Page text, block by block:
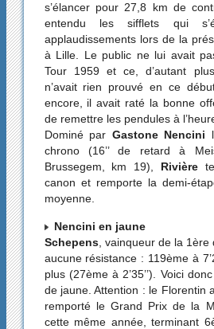
s’élancer pour 27,8 km de
entendu les sifflets qui
applaudissements lors de la
à Lille. Le public ne lui avait
Tour 1959 et ce, d’autant
n’avait rien prouvé en ce
encore, il avait raté la bonne
de remettre les pendules à
Dominé par Gastone Nencini
chrono (16’’ de retard à
Brussegem, km 19), Rivière
canon et remporte la demi-
moyenne.
Nencini en jaune
Schepens, vainqueur de la 1ère
aucune résistance : 119ème à
plus (27ème à 2’35’’). Voici donc
de jaune. Attention : le Florentin
remporté le Grand Prix de la
cette même année, terminant